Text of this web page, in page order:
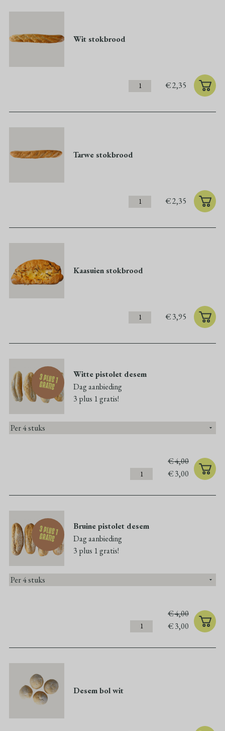
Wit stokbrood
€2,35
Tarwe stokbrood
€2,35
Kaasuien stokbrood
€3,95
3 plus 1
gratis
Witte pistolet desem
Dag aanbieding
3 plus 1 gratis!
€4,00
€3,00
3 plus 1
gratis
Bruine pistolet desem
Dag aanbieding
3 plus 1 gratis!
€4,00
€3,00
Desem bol wit